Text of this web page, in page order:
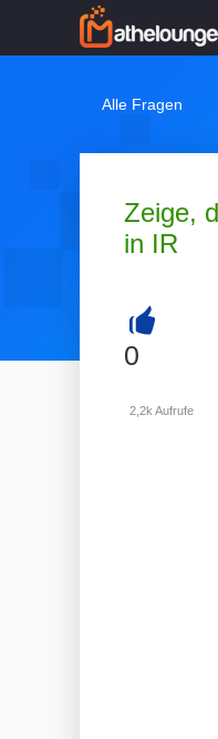
Alle Fragen
Zeige,
in IR
+
0
2,2k Aufrufe